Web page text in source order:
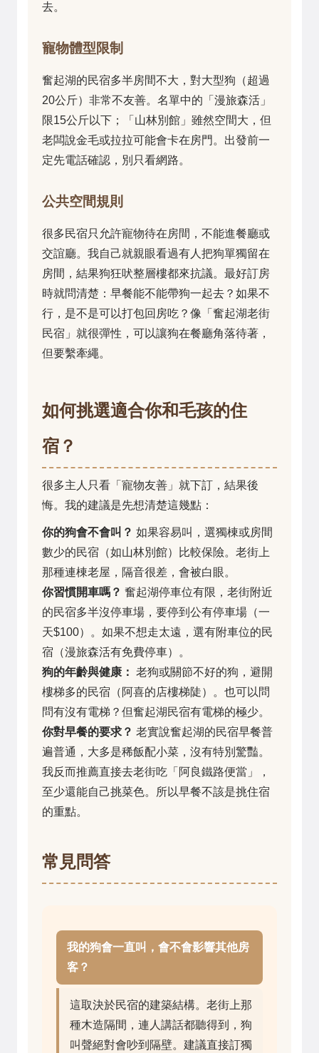
去。
寵物體型限制
奮起湖的民宿多半房間不大，對大型狗（超過
20公斤）非常不友善。名單中的「漫旅森活」
限15公斤以下；「山林別館」雖然空間大，但
老闆說金毛或拉拉可能會卡在房門。出發前一
定先電話確認，別只看網路。
公共空間規則
很多民宿只允許寵物待在房間，不能進餐廳或
交誼廳。我自己就親眼看過有人把狗單獨留在
房間，結果狗狂吠整層樓都來抗議。最好訂房
時就問清楚：早餐能不能帶狗一起去？如果不
行，是不是可以打包回房吃？像「奮起湖老街
民宿」就很彈性，可以讓狗在餐廳角落待著，
但要繫牽繩。
如何挑選適合你和毛孩的住
宿？
很多主人只看「寵物友善」就下訂，結果後
悔。我的建議是先想清楚這幾點：
你的狗會不會叫？ 如果容易叫，選獨棟或房間
數少的民宿（如山林別館）比較保險。老街上
那種連棟老屋，隔音很差，會被白眼。
你習慣開車嗎？ 奮起湖停車位有限，老街附近
的民宿多半沒停車場，要停到公有停車場（一
天$100）。如果不想走太遠，選有附車位的民
宿（漫旅森活有免費停車）。
狗的年齡與健康： 老狗或關節不好的狗，避開
樓梯多的民宿（阿喜的店樓梯陡）。也可以問
問有沒有電梯？但奮起湖民宿有電梯的極少。
你對早餐的要求？ 老實說奮起湖的民宿早餐普
遍普通，大多是稀飯配小菜，沒有特別驚豔。
我反而推薦直接去老街吃「阿良鐵路便當」，
至少還能自己挑菜色。所以早餐不該是挑住宿
的重點。
常見問答
我的狗會一直叫，會不會影響其他房
客？
這取決於民宿的建築結構。老街上那
種木造隔間，連人講話都聽得到，狗
叫聲絕對會吵到隔壁。建議直接訂獨